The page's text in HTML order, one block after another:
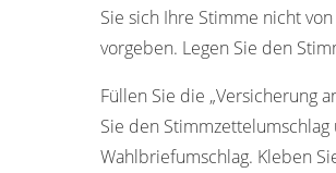
Sie sich Ihre Stimme nicht
vorgeben. Legen Sie den
Füllen Sie die „Versicherung
Sie den
Wahlbriefumschlag. Kleben